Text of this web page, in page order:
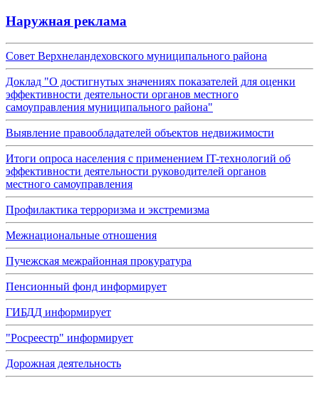
Наружная реклама
Совет Верхнеландеховского муниципального района
Доклад "О достигнутых значениях показателей для оценки
эффективности деятельности органов местного
самоуправления муниципального района"
Выявление правообладателей объектов недвижимости
Итоги опроса населения с применением IT-технологий об
эффективности деятельности руководителей органов
местного самоуправления
Профилактика терроризма и экстремизма
Межнациональные отношения
Пучежская межрайонная прокуратура
Пенсионный фонд информирует
ГИБДД информирует
"Росреестр" информирует
Дорожная деятельность